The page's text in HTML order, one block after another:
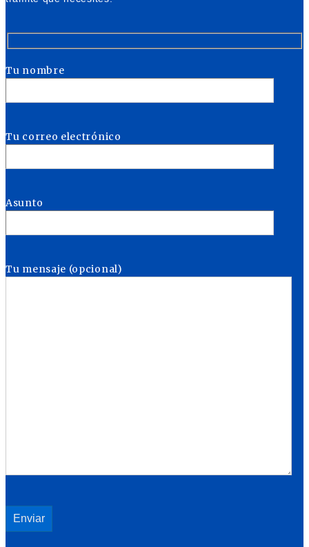
Tu nombre
Tu correo electrónico
Asunto
Tu mensaje (opcional)